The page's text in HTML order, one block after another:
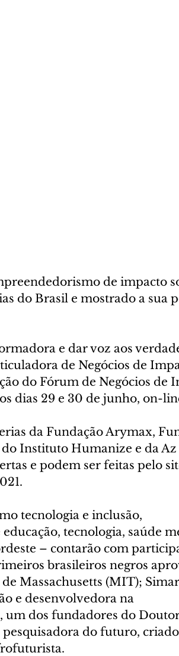
de impacto
do Brasil e mostrado a sua
e dar voz aos
de Negócios de
do Fórum de Negócios de
dias 29 e 30 de junho, on-
da Fundação Arymax,
Instituto Humanize e da
e podem ser feitas pelo
tecnologia e inclusão,
tecnologia, saúde
– contarão com
brasileiros negros
Massachusetts (MIT);
e desenvolvedora na
dos fundadores do
do futuro,